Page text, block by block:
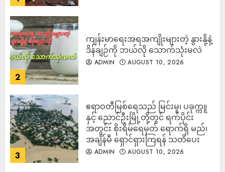
2
ကျန်းမာရေးအရအကျိုးများတဲ့ နွားနို့နဲ့
ဒိန်ချဉ်ကို ဘယ်လို သောက်သုံးမလဲ
ADMIN AUGUST 10, 2026
3
ဧရာဝတီမြစ်ရေသည် မြင်းမူ၊ ပခုက္ကူ
နှင့် ညောင်ဦးမြို့တို့တွင် ရက်ပိုင်း
အတွင်း စိုးရိမ်ရေမှတ် ရောက်ရှိ မည်၊
အချိန်မီ ရှောင်ရှားကြရန် သတိပေး
ADMIN AUGUST 10, 2026